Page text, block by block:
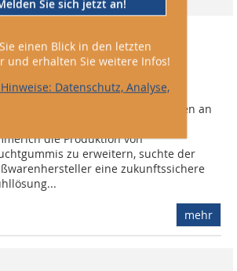
Sie sich jetzt an!
einen Blick in den letzten
und erhalten Sie weitere Infos!
Datenschutz, Analyse,
mit mechanischer
Süßwarenhersteller
Wirkungsgrad von 9
formulierte klare Anforderungen an
die Produktion von
zu erweitern, suchte der
eine zukunftssichere
mehr